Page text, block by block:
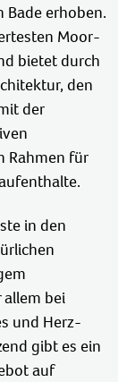
Bade erhoben.
Moor-
bietet durch
den
der
Rahmen für
in den
allem bei
und Herz-
gibt es ein
auf